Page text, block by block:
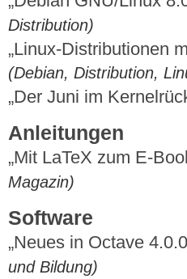
Distribution)
„Linux-Distributionen
(Debian, Distribution,
„Der Juni im
Anleitungen
„Mit LaTeX zum E-
Magazin)
Software
„Neues in Octave
und Bildung)